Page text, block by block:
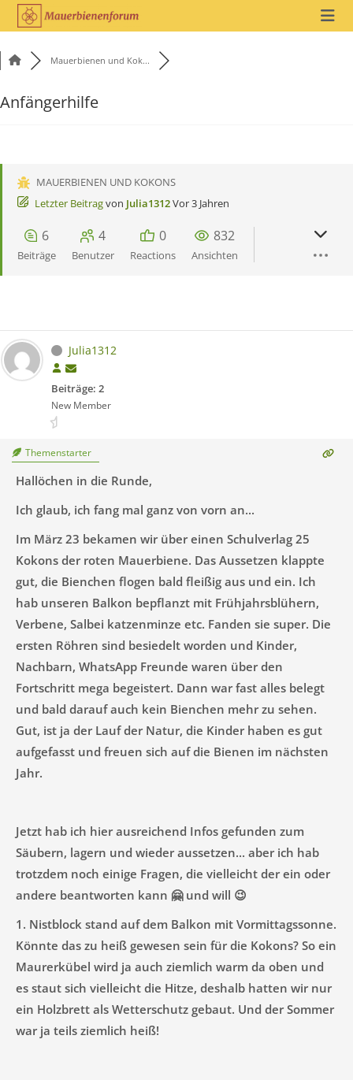
Mauerbienen und Kok...
Anfängerhilfe
MAUERBIENEN UND KOKONS
Letzter Beitragvon Julia1312Vor 3 Jahren
6
Beiträge
4
Benutzer
0
Reactions
832
Ansichten
Julia1312
Beiträge: 2
New Member
Themenstarter
Hallöchen in die Runde,
Ich glaub, ich fang mal ganz von vorn an...
Im März 23 bekamen wir über einen Schulverlag 25
Kokons der roten Mauerbiene. Das Aussetzen klappte
gut, die Bienchen flogen bald fleißig aus und ein. Ich
hab unseren Balkon bepflanzt mit Frühjahrsblühern,
Verbene, Salbei katzenminze etc. Fanden sie super. Die
ersten Röhren sind besiedelt worden und Kinder,
Nachbarn, WhatsApp Freunde waren über den
Fortschritt mega begeistert. Dann war fast alles belegt
und bald darauf auch kein Bienchen mehr zu sehen.
Gut, ist ja der Lauf der Natur, die Kinder haben es gut
aufgefasst und freuen sich auf die Bienen im nächsten
Jahr.
Jetzt hab ich hier ausreichend Infos gefunden zum
Säubern, lagern und wieder aussetzen... aber ich hab
trotzdem noch einige Fragen, die vielleicht der ein oder
andere beantworten kann 🤗 und will 😉
1. Nistblock stand auf dem Balkon mit Vormittagssonne.
Könnte das zu heiß gewesen sein für die Kokons? So ein
Maurerkübel wird ja auch ziemlich warm da oben und
es staut sich vielleicht die Hitze, deshalb hatten wir nur
ein Holzbrett als Wetterschutz gebaut. Und der Sommer
war ja teils ziemlich heiß!